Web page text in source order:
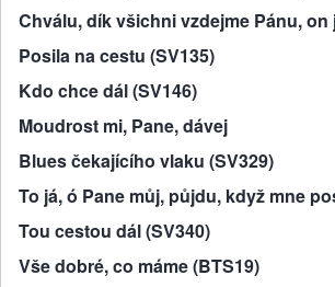
Chválu, dík všichni vzdejme Pánu, on
Posila na cestu (SV135)
Kdo chce dál (SV146)
Moudrost mi, Pane, dávej
Blues čekajícího vlaku (SV329)
To já, ó Pane můj, půjdu, když mne
Tou cestou dál (SV340)
Vše dobré, co máme (BTS19)